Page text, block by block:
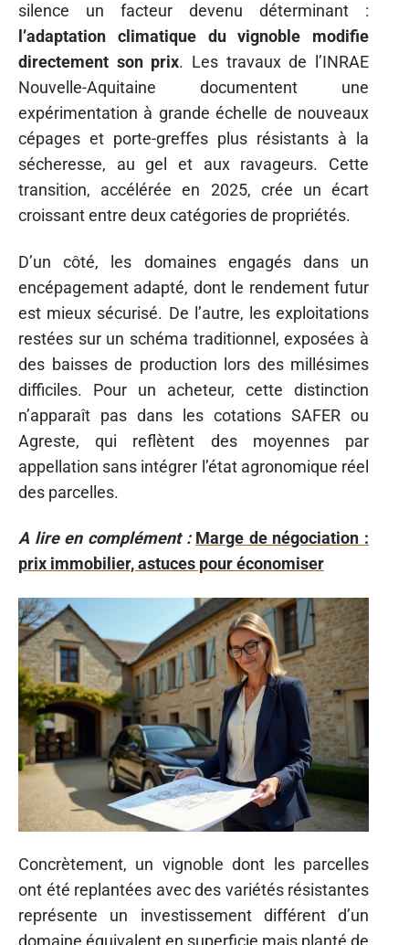
silence un facteur devenu déterminant :
l’adaptation climatique du vignoble modifie
directement son prix. Les travaux de l’INRAE
Nouvelle-Aquitaine documentent une
expérimentation à grande échelle de nouveaux
cépages et porte-greffes plus résistants à la
sécheresse, au gel et aux ravageurs. Cette
transition, accélérée en 2025, crée un écart
croissant entre deux catégories de propriétés.
D’un côté, les domaines engagés dans un
encépagement adapté, dont le rendement futur
est mieux sécurisé. De l’autre, les exploitations
restées sur un schéma traditionnel, exposées à
des baisses de production lors des millésimes
difficiles. Pour un acheteur, cette distinction
n’apparaît pas dans les cotations SAFER ou
Agreste, qui reflètent des moyennes par
appellation sans intégrer l’état agronomique réel
des parcelles.
A lire en complément : Marge de négociation :
prix immobilier, astuces pour économiser
Concrètement, un vignoble dont les parcelles
ont été replantées avec des variétés résistantes
représente un investissement différent d’un
domaine équivalent en superficie mais planté de